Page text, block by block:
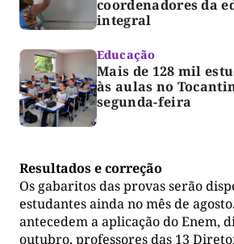
coordenadores da
integral
Educação
Mais de 128 mil
às aulas no
segunda-feira
Resultados e correção
Os gabaritos das provas serão
estudantes ainda no mês de
antecedem a aplicação do Enem,
outubro, professores das 13